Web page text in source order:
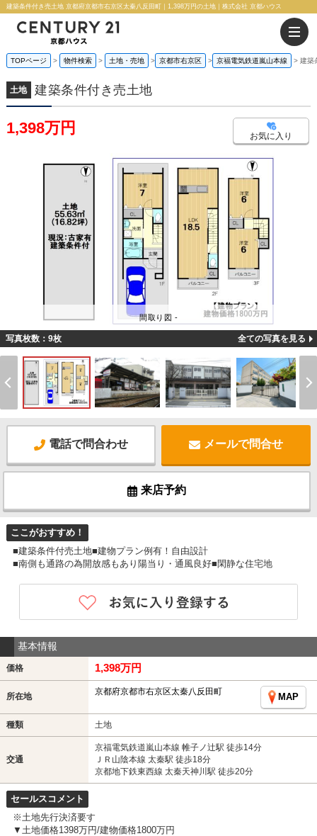
建築条件付き売土地 京都府京都市右京区太秦八反田町｜1,398万円の土地｜株式会社 京都ハウス
TOPページ 物件検索 土地・売地 京都市右京区 京福電気鉄道嵐山本線 建築
土地 建築条件付き売土地
1,398万円 お気に入り
間取り図 -
写真枚数：9枚 全ての写真を見る
電話で問合わせ メールで問合せ
来店予約
ここがおすすめ！
■建築条件付売土地■建物プラン例有！自由設計
■南側も通路の為開放感もあり陽当り・通風良好■閑静な住宅地
基本情報
価格 1,398万円
所在地 京都府京都市右京区太秦八反田町
MAP
種類 土地
交通
京福電気鉄道嵐山本線 帷子ノ辻駅 徒歩14分
ＪＲ山陰本線 太秦駅 徒歩18分
京都地下鉄東西線 太秦天神川駅 徒歩20分
セールスコメント
※土地先行決済要す
▼土地価格1398万円/建物価格1800万円